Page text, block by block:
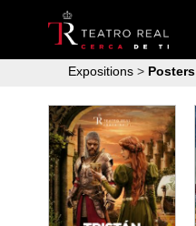
Expositions > Posters